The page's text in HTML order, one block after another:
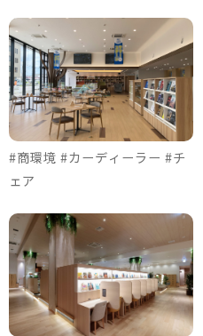
#商環境 #カーディーラー #チ
ェア